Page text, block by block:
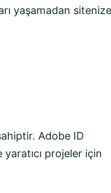
yaşamadan sitenize
Adobe ID
projeler için